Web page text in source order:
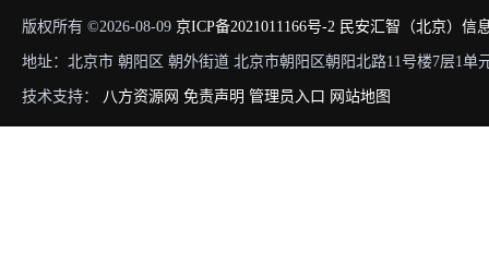
版权所有 ©2026-08-09 京ICP备2021011166号-2 民安汇智（北京）信
地址：北京市 朝阳区 朝外街道 北京市朝阳区朝阳北路11号楼7层1单
技术支持： 八方资源网 免责声明 管理员入口 网站地图